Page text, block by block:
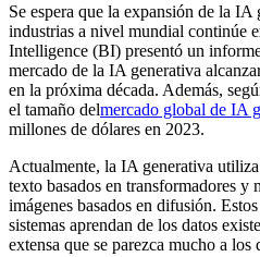
Se espera que la expansión de la IA
industrias a nivel mundial continúe
Intelligence (BI) presentó un
mercado de la IA generativa
en la próxima década. Además,
el tamaño delmercado global de IA
millones de dólares en 2023.
Actualmente, la IA generativa
texto basados ​​en transformadores y
imágenes basados ​​en difusión.
sistemas aprendan de los datos
extensa que se parezca mucho a los